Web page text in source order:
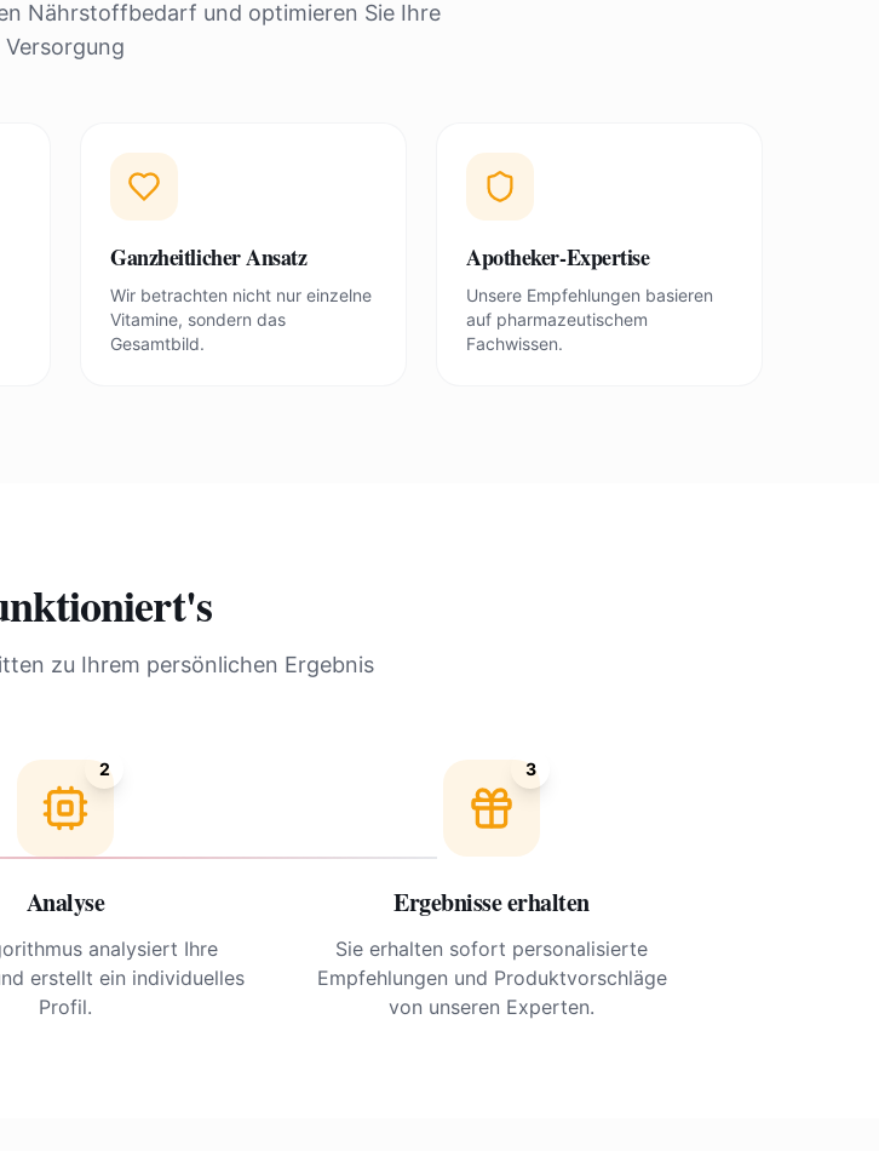
Nährstoffbedarf und optimieren Sie Ihre
Versorgung
Ganzheitlicher Ansatz
Wir betrachten nicht nur einzelne
Vitamine, sondern das
Gesamtbild.
Apotheker-Expertise
Unsere Empfehlungen basieren
auf pharmazeutischem
Fachwissen.
zu Ihrem persönlichen Ergebnis
2
Analyse
analysiert Ihre
erstellt ein individuelles
Profil.
3
Ergebnisse erhalten
Sie erhalten sofort personalisierte
Empfehlungen und Produktvorschläge
von unseren Experten.